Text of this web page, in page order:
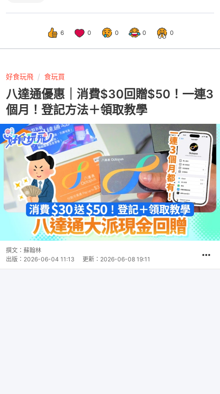
6 0 0 0 0
好食玩飛 食玩買
八達通優惠｜消費$30回贈$50！一連3
個月！登記方法＋領取教學
撰文： 蘇翰林
出版： 2026-06-04 11:13 更新： 2026-06-08 19:11